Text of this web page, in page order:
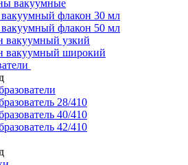
вакуумные
флакон 30 мл
флакон 50 мл
вакуумный узкий
вакуумный широкий
28/410
40/410
42/410